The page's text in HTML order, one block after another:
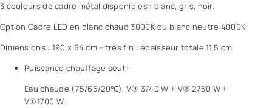
3 couleurs de cadre métal disponibles : blanc, gris, noir.
Option Cadre LED en blanc chaud 3000K ou blanc neutre 4000K
Dimensions : 190 x 54 cm – très fin : épaisseur totale 11.5 cm
Puissance chauffage seul :
Eau chaude (75/65/20℃), V③ 3740 W + V② 2750 W +
V①1700 W.